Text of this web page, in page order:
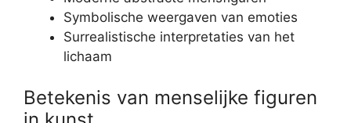
Symbolische weergaven van emoties
Surrealistische interpretaties van het
lichaam
Betekenis van menselijke figuren